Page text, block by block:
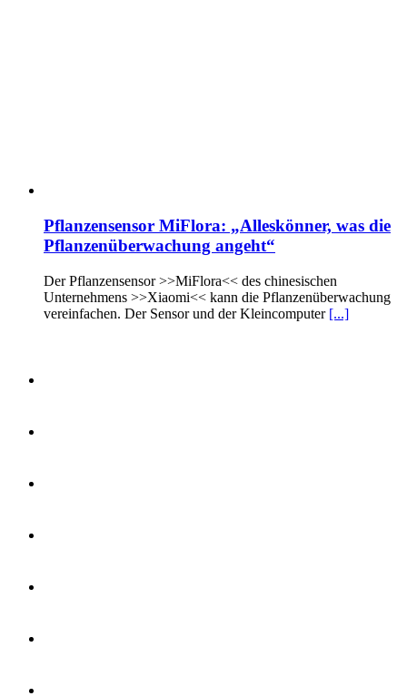
Pflanzensensor MiFlora: „Alleskönner, was die
Pflanzenüberwachung angeht“
Der Pflanzensensor >>MiFlora<< des chinesischen
Unternehmens >>Xiaomi<< kann die Pflanzenüberwachung
vereinfachen. Der Sensor und der Kleincomputer [...]